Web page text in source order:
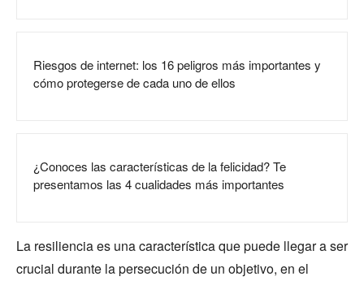
Riesgos de internet: los 16 peligros más importantes y
cómo protegerse de cada uno de ellos
¿Conoces las características de la felicidad? Te
presentamos las 4 cualidades más importantes
La resiliencia es una característica que puede llegar a ser
crucial durante la persecución de un objetivo, en el